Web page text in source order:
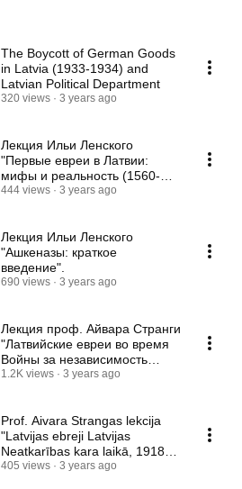
The Boycott of German Goods
in Latvia (1933-1934) and
Latvian Political Department
320 views 3 years ago
Лекция Ильи Ленского
"Первые евреи в Латвии:
мифы и реальность (1560-
1660)"
444 views 3 years ago
Лекция Ильи Ленского
"Ашкеназы: краткое
введение".
690 views 3 years ago
Лекция проф. Айвара Странги
"Латвийские евреи во время
Войны за независимость
Латвии, 1918-1920"
1.2K views 3 years ago
Prof. Aivara Strangas lekcija
"Latvijas ebreji Latvijas
Neatkarības kara laikā, 1918-
1920"
405 views 3 years ago